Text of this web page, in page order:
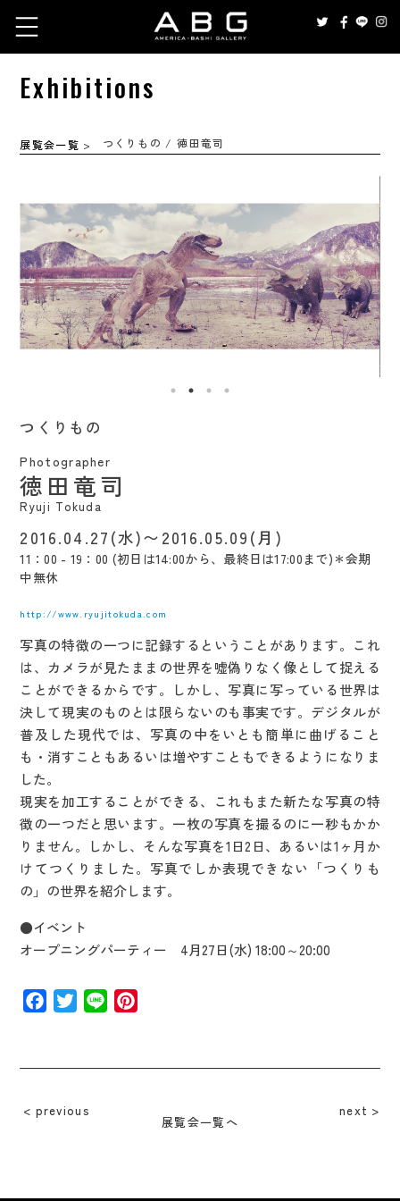
Exhibitions
展覧会一覧 > つくりもの / 徳田竜司
つくりもの
Photographer
徳田竜司
Ryuji Tokuda
2016.04.27(水)〜2016.05.09(月)
11：00 - 19：00 (初日は14:00から、最終日は17:00まで)＊会期
中無休
http://www.ryujitokuda.com
写真の特徴の一つに記録するということがあります。これ
は、カメラが見たままの世界を嘘偽りなく像として捉える
ことができるからです。しかし、写真に写っている世界は
決して現実のものとは限らないのも事実です。デジタルが
普及した現代では、写真の中をいとも簡単に曲げること
も・消すこともあるいは増やすこともできるようになりま
した。
現実を加工することができる、これもまた新たな写真の特
徴の一つだと思います。一枚の写真を撮るのに一秒もかか
りません。しかし、そんな写真を1日2日、あるいは1ヶ月か
けてつくりました。写真でしか表現できない「つくりも
の」の世界を紹介します。
●イベント
オープニングパーティー 4月27日(水) 18:00～20:00
Facebook
Twitter
Line
previous next
展覧会一覧へ